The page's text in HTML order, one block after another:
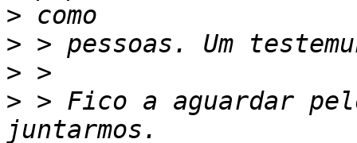
>
>
>
> > Fico a aguardar